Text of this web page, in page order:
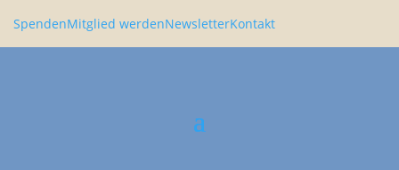
SpendenMitglied werdenNewsletterKontakt